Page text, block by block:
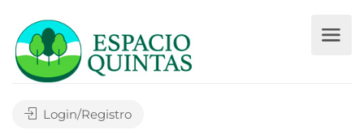
Login/Registro